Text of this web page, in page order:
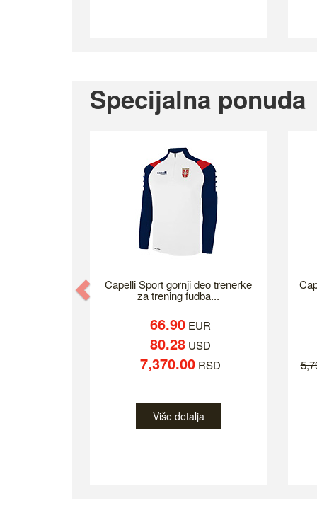
Specijalna ponuda
Capelli Sport gornji deo trenerke
za trening fudba...
66.90EUR
80.28USD
7,370.00RSD
Više detalja
Previous